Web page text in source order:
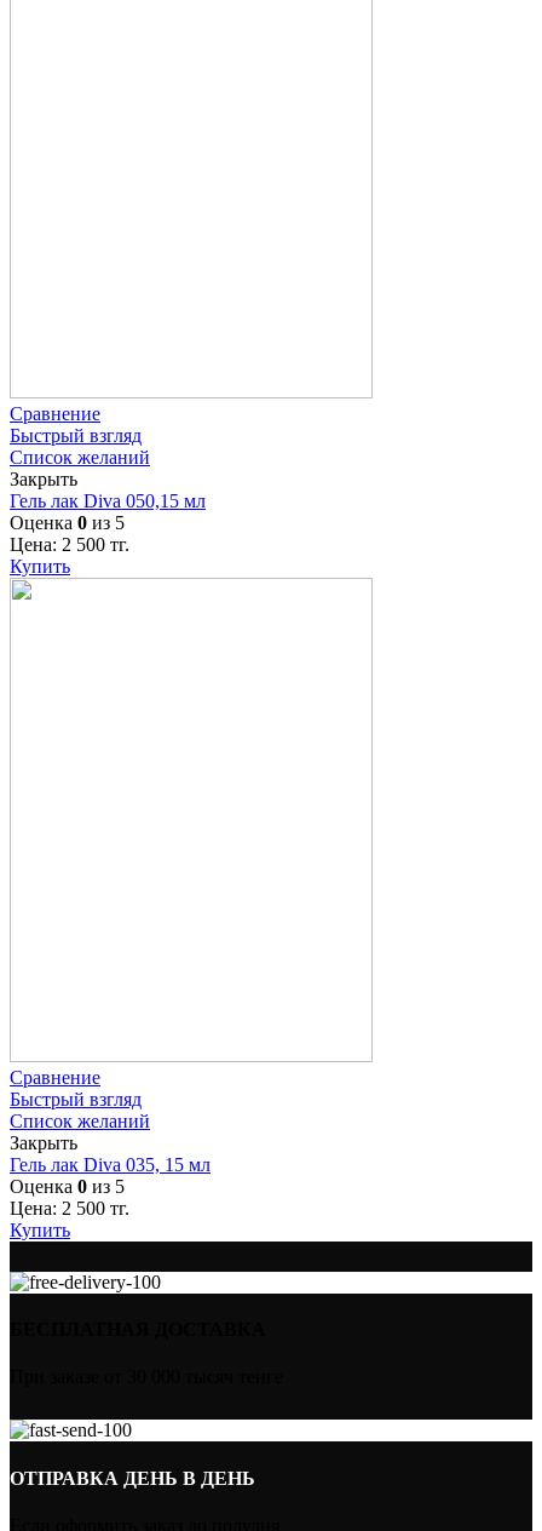
Сравнение
Быстрый взгляд
Список желаний
Закрыть
Гель лак Diva 050,15 мл
Оценка 0 из 5
Цена: 2 500 тг.
Купить
Сравнение
Быстрый взгляд
Список желаний
Закрыть
Гель лак Diva 035, 15 мл
Оценка 0 из 5
Цена: 2 500 тг.
Купить
ОТПРАВКА ДЕНЬ В ДЕНЬ